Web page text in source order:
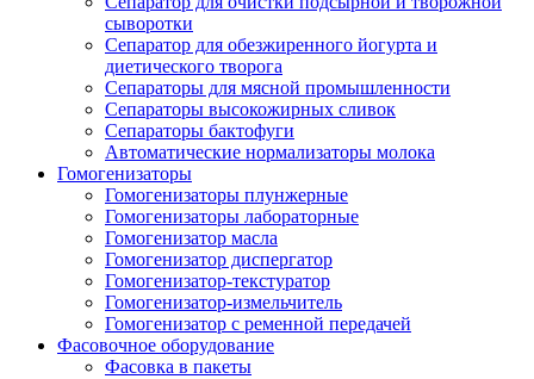
сыворотки
Сепаратор для обезжиренного йогурта и
диетического творога
Сепараторы для мясной промышленности
Сепараторы высокожирных сливок
Сепараторы бактофуги
Автоматические нормализаторы молока
Гомогенизаторы
Гомогенизаторы плунжерные
Гомогенизаторы лабораторные
Гомогенизатор масла
Гомогенизатор диспергатор
Гомогенизатор-текстуратор
Гомогенизатор-измельчитель
Гомогенизатор с ременной передачей
Фасовочное оборудование
Фасовка в пакеты